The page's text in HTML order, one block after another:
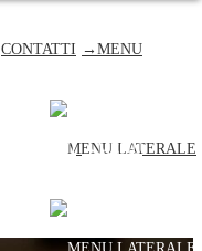
CONTATTI →MENU
CONTATTI →MENU